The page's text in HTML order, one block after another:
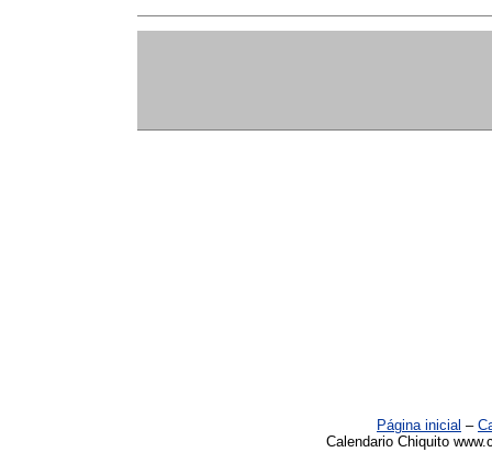
Página inicial –
Calendario Chiquito